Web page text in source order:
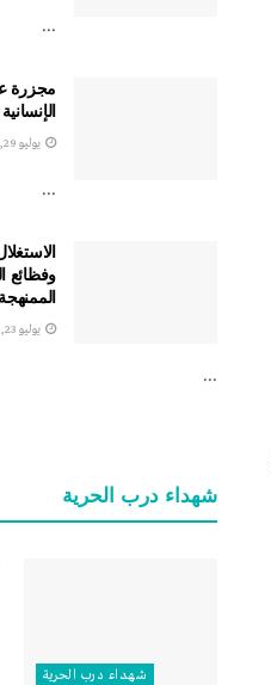
...
يوليو 29, 2026
...
وفظائع
يوليو 23, 2026
...
شهداء درب الحرية
شهداء درب الحرية